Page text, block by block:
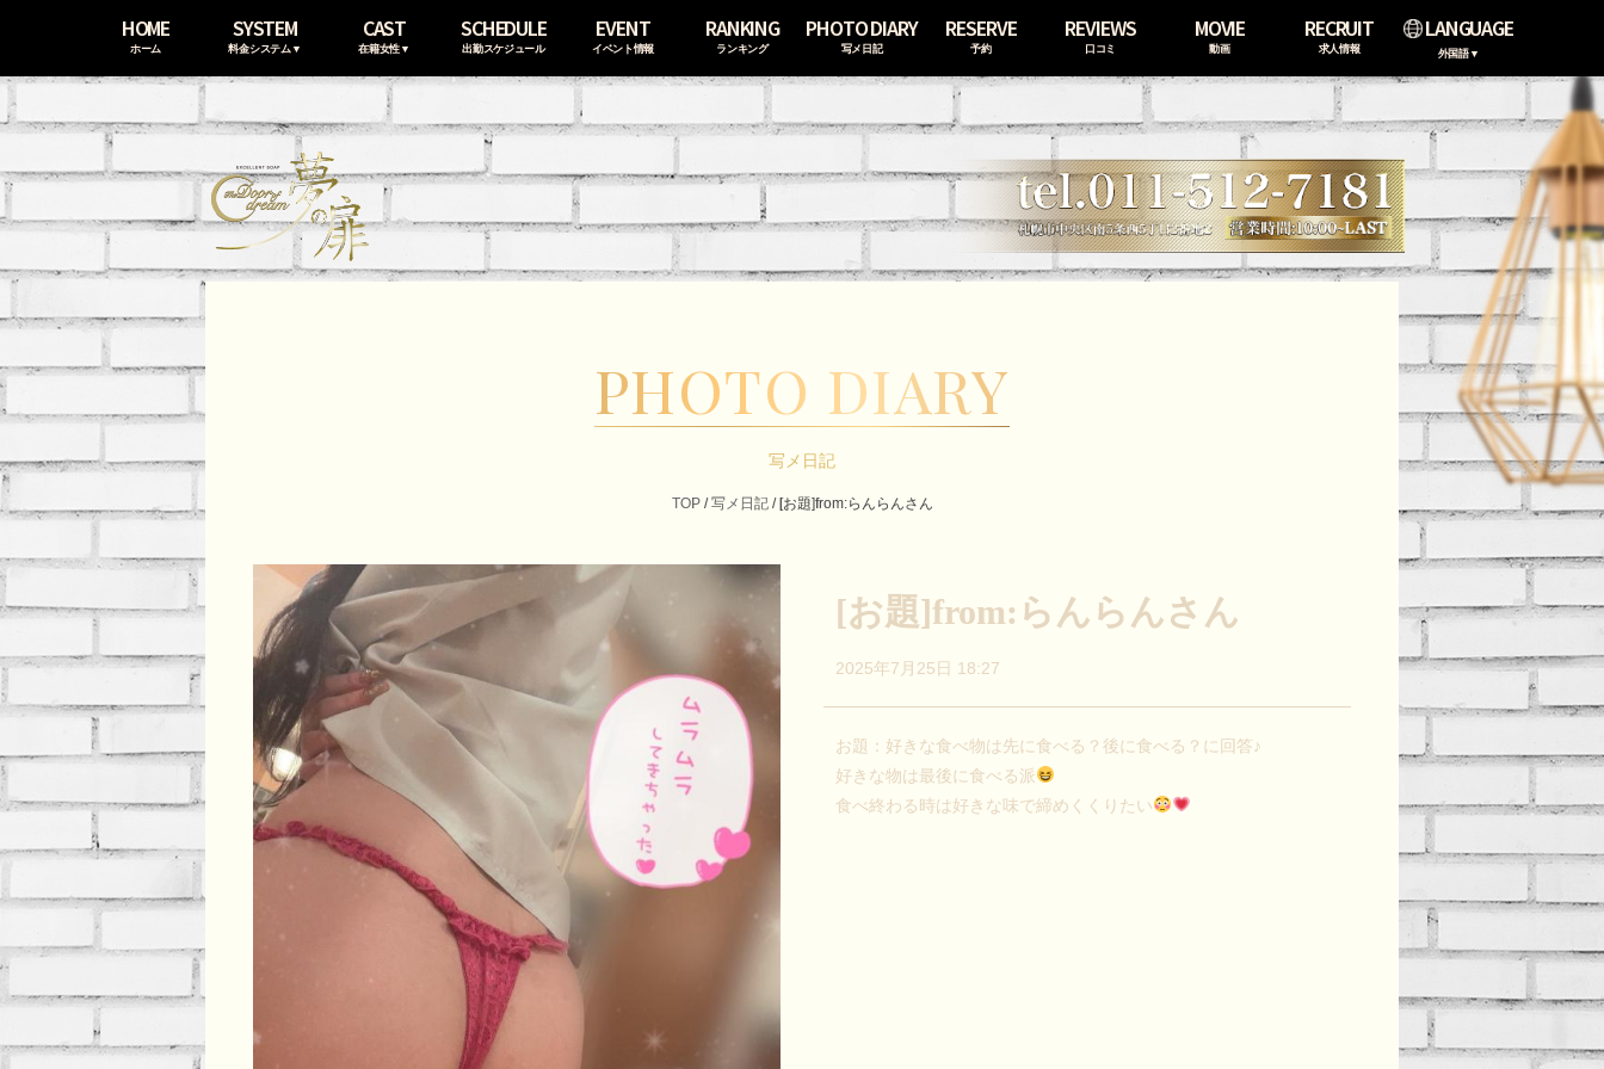
HOME
ホーム
SYSTEM
料金システム▼
CAST
在籍女性▼
SCHEDULE
出勤スケジュール
EVENT
イベント情報
RANKING
ランキング
PHOTO DIARY
写メ日記
RESERVE
予約
REVIEWS
口コミ
MOVIE
動画
RECRUIT
求人情報
LANGUAGE
外国語▼
PHOTO DIARY
写メ日記
TOP/写メ日記/ [お題]from:らんらんさん
[お題]from:らんらんさん
2025年7月25日 18:27
お題：好きな食べ物は先に食べる？後に食べる？に回答♪
好きな物は最後に食べる派
食べ終わる時は好きな味で締めくくりたい